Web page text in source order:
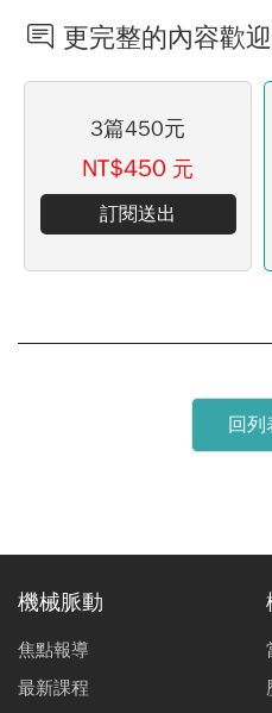
更完整的內容歡
3篇450元
NT$450 元
訂閱送出
回列
機械脈動
焦點報導
最新課程